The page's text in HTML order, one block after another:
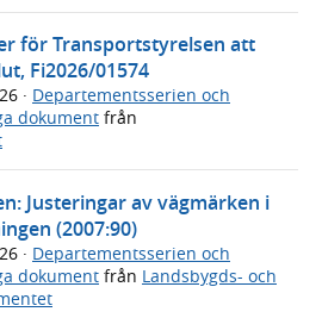
för Transportstyrelsen att
Fi2026/01574
· Departementsserien och
dokument från
Justeringar av vägmärken i
(2007:90)
· Departementsserien och
dokument från Landsbygds- och